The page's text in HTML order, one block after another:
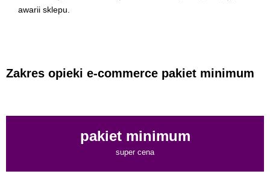
awarii sklepu.
Zakres opieki e-commerce pakiet minimum
pakiet minimum
super cena